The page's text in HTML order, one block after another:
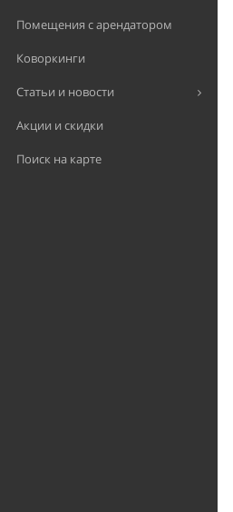
Помещения с арендатором
Коворкинги
Статьи и новости
Акции и скидки
Поиск на карте